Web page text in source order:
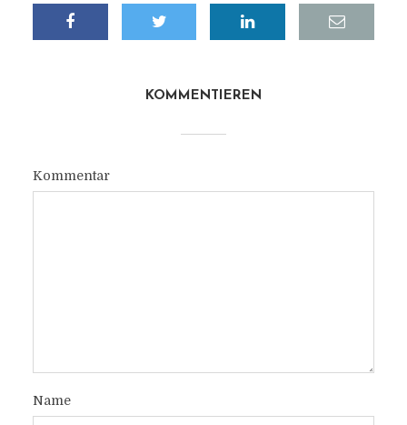
KOMMENTIEREN
Kommentar
Name